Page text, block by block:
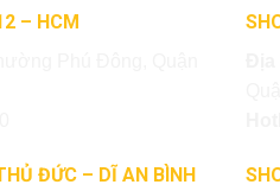
– HCM
ĐỨC – DĨ AN BÌNH